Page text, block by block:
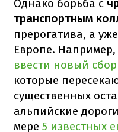
Однако борьба с
транспортным
прерогатива, а
Европе. Например,
ввести новый сбор
которые
существенных
альпийские
мере 5 известных